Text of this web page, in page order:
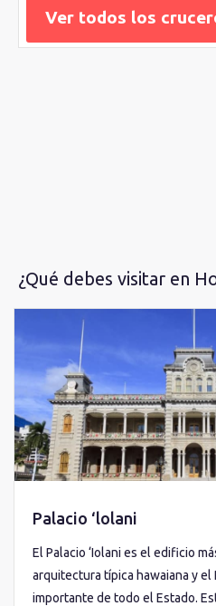
impresionante coral. Si quieres
Ver todos los
¿Qué debes visitar en
Palacio ‘lolani
El Palacio ‘Iolani es el edificio
arquitectura típica hawaiana y el
importante de todo el Estado.